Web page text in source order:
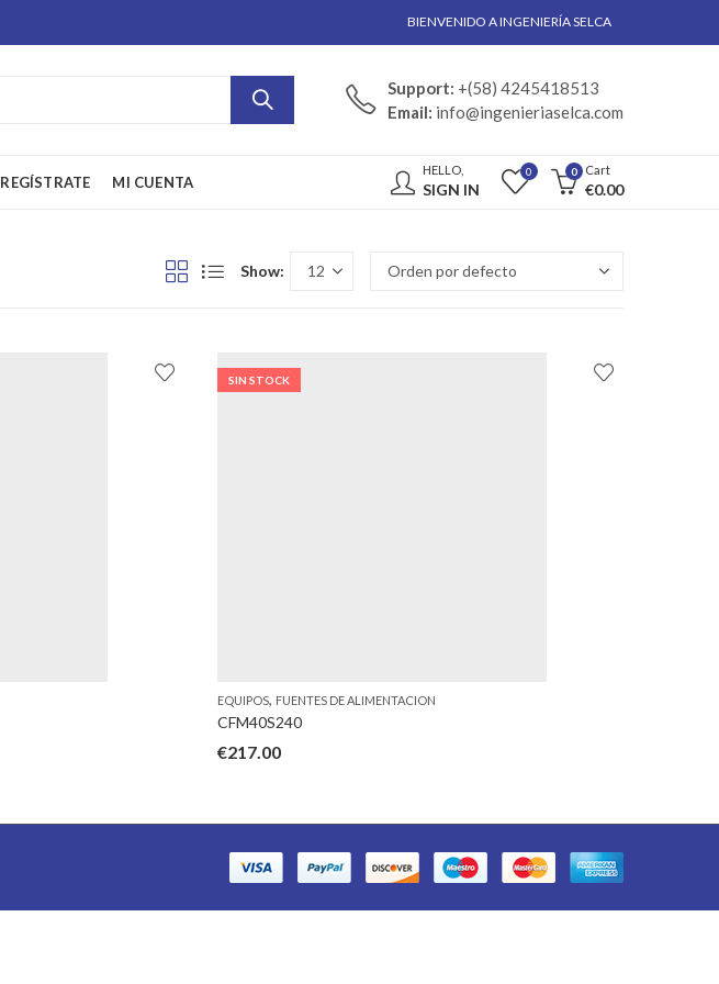
BIENVENIDO A INGENIERÍA SELCA
Support: +(58) 4245418513
Email: info@ingenieriaselca.com
REGÍSTRATE MI CUENTA
HELLO,
SIGN IN
0 0 Cart
€0.00
Show:
SIN STOCK
EQUIPOS, FUENTES DE ALIMENTACION
CFM40S240
€217.00